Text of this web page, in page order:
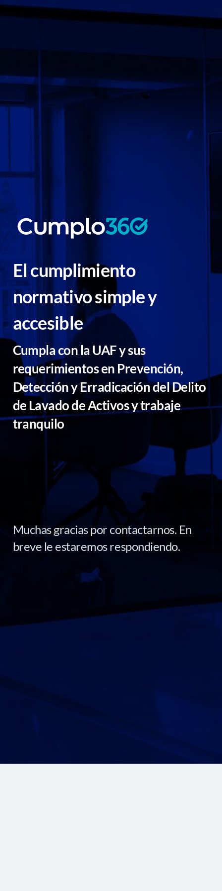
El cumplimiento
normativo simple y
accesible
Cumpla con la UAF y sus
requerimientos en Prevención,
Detección y Erradicación del Delito
de Lavado de Activos y trabaje
tranquilo
Muchas gracias por contactarnos. En
breve le estaremos respondiendo.